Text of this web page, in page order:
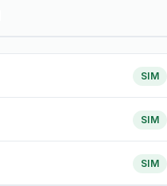
SIM
SIM
SIM